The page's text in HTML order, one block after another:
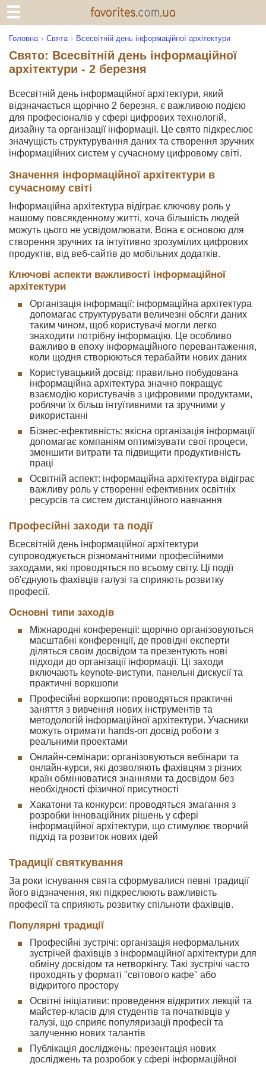
Головна Свята Всесвітній день інформаційної архітектури
Свято: Всесвітній день інформаційної
архітектури - 2 березня
Всесвітній день інформаційної архітектури, який
відзначається щорічно 2 березня, є важливою подією
для професіоналів у сфері цифрових технологій,
дизайну та організації інформації. Це свято підкреслює
значущість структурування даних та створення зручних
інформаційних систем у сучасному цифровому світі.
Значення інформаційної архітектури в
сучасному світі
Інформаційна архітектура відіграє ключову роль у
нашому повсякденному житті, хоча більшість людей
можуть цього не усвідомлювати. Вона є основою для
створення зручних та інтуїтивно зрозумілих цифрових
продуктів, від веб-сайтів до мобільних додатків.
Ключові аспекти важливості інформаційної
архітектури
Організація інформації: інформаційна архітектура
допомагає структурувати величезні обсяги даних
таким чином, щоб користувачі могли легко
знаходити потрібну інформацію. Це особливо
важливо в епоху інформаційного перевантаження,
коли щодня створюються терабайти нових даних
Користувацький досвід: правильно побудована
інформаційна архітектура значно покращує
взаємодію користувачів з цифровими продуктами,
роблячи їх більш інтуїтивними та зручними у
використанні
Бізнес-ефективність: якісна організація інформації
допомагає компаніям оптимізувати свої процеси,
зменшити витрати та підвищити продуктивність
праці
Освітній аспект: інформаційна архітектура відіграє
важливу роль у створенні ефективних освітніх
ресурсів та систем дистанційного навчання
Професійні заходи та події
Всесвітній день інформаційної архітектури
супроводжується різноманітними професійними
заходами, які проводяться по всьому світу. Ці події
об'єднують фахівців галузі та сприяють розвитку
професії.
Основні типи заходів
Міжнародні конференції: щорічно організовуються
масштабні конференції, де провідні експерти
діляться своїм досвідом та презентують нові
підходи до організації інформації. Ці заходи
включають keynote-виступи, панельні дискусії та
практичні воркшопи
Професійні воркшопи: проводяться практичні
заняття з вивчення нових інструментів та
методологій інформаційної архітектури. Учасники
можуть отримати hands-on досвід роботи з
реальними проектами
Онлайн-семінари: організовуються вебінари та
онлайн-курси, які дозволяють фахівцям з різних
країн обмінюватися знаннями та досвідом без
необхідності фізичної присутності
Хакатони та конкурси: проводяться змагання з
розробки інноваційних рішень у сфері
інформаційної архітектури, що стимулює творчий
підхід та розвиток нових ідей
Традиції святкування
За роки існування свята сформувалися певні традиції
його відзначення, які підкреслюють важливість
професії та сприяють розвитку спільноти фахівців.
Популярні традиції
Професійні зустрічі: організація неформальних
зустрічей фахівців з інформаційної архітектури для
обміну досвідом та нетворкінгу. Такі зустрічі часто
проходять у форматі "світового кафе" або
відкритого простору
Освітні ініціативи: проведення відкритих лекцій та
майстер-класів для студентів та початківців у
галузі, що сприяє популяризації професії та
залученню нових талантів
Публікація досліджень: презентація нових
досліджень та розробок у сфері інформаційної